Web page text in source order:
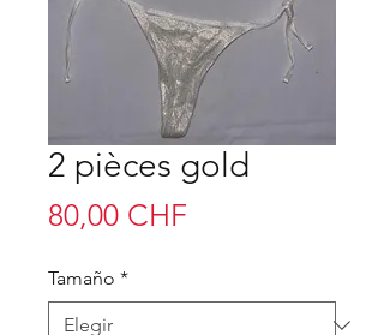
2 pièces gold
80,00 CHF
Tamaño *